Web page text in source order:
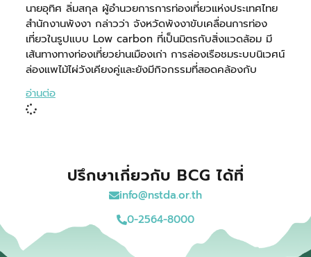
นายอุทิศ ลิ่มสกุล ผู้อำนวยการการท่องเที่ยวแห่งประเทศไทย
สำนักงานพังงา กล่าวว่า จังหวัดพังงาขับเคลื่อนการท่อง
เที่ยวในรูปแบบ Low carbon ที่เป็นมิตรกับสิ่งแวดล้อม มี
เส้นทางทางท่องเที่ยวย่านเมืองเก่า การล่องเรือชมระบบนิเวศน์
ล่องแพไม้ไผ่วังเคียงคู่และยังมีกิจกรรมที่สอดคล้องกับ
อ่านต่อ
ปรึกษาเกี่ยวกับ BCG ได้ที่
info@nstda.or.th
0-2564-8000